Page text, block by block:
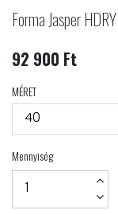
Forma Jasper
92 900 Ft
MÉRET
40
Mennyiség